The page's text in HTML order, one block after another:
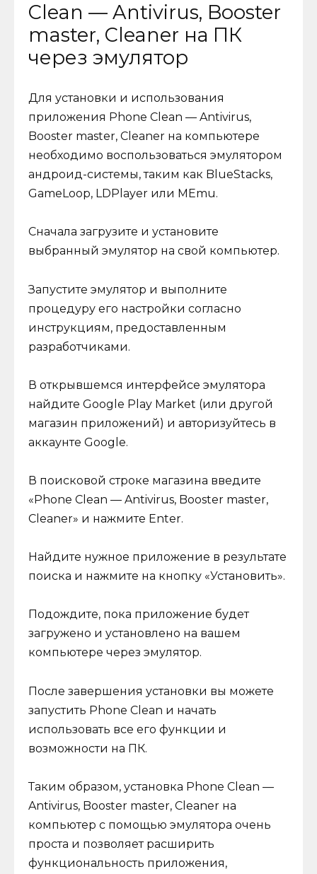
Clean — Antivirus, Booster
master, Cleaner на ПК
через эмулятор
Для установки и использования
приложения Phone Clean — Antivirus,
Booster master, Cleaner на компьютере
необходимо воспользоваться эмулятором
андроид-системы, таким как BlueStacks,
GameLoop, LDPlayer или MEmu.
Сначала загрузите и установите
выбранный эмулятор на свой компьютер.
Запустите эмулятор и выполните
процедуру его настройки согласно
инструкциям, предоставленным
разработчиками.
В открывшемся интерфейсе эмулятора
найдите Google Play Market (или другой
магазин приложений) и авторизуйтесь в
аккаунте Google.
В поисковой строке магазина введите
«Phone Clean — Antivirus, Booster master,
Cleaner» и нажмите Enter.
Найдите нужное приложение в результате
поиска и нажмите на кнопку «Установить».
Подождите, пока приложение будет
загружено и установлено на вашем
компьютере через эмулятор.
После завершения установки вы можете
запустить Phone Clean и начать
использовать все его функции и
возможности на ПК.
Таким образом, установка Phone Clean —
Antivirus, Booster master, Cleaner на
компьютер с помощью эмулятора очень
проста и позволяет расширить
функциональность приложения,